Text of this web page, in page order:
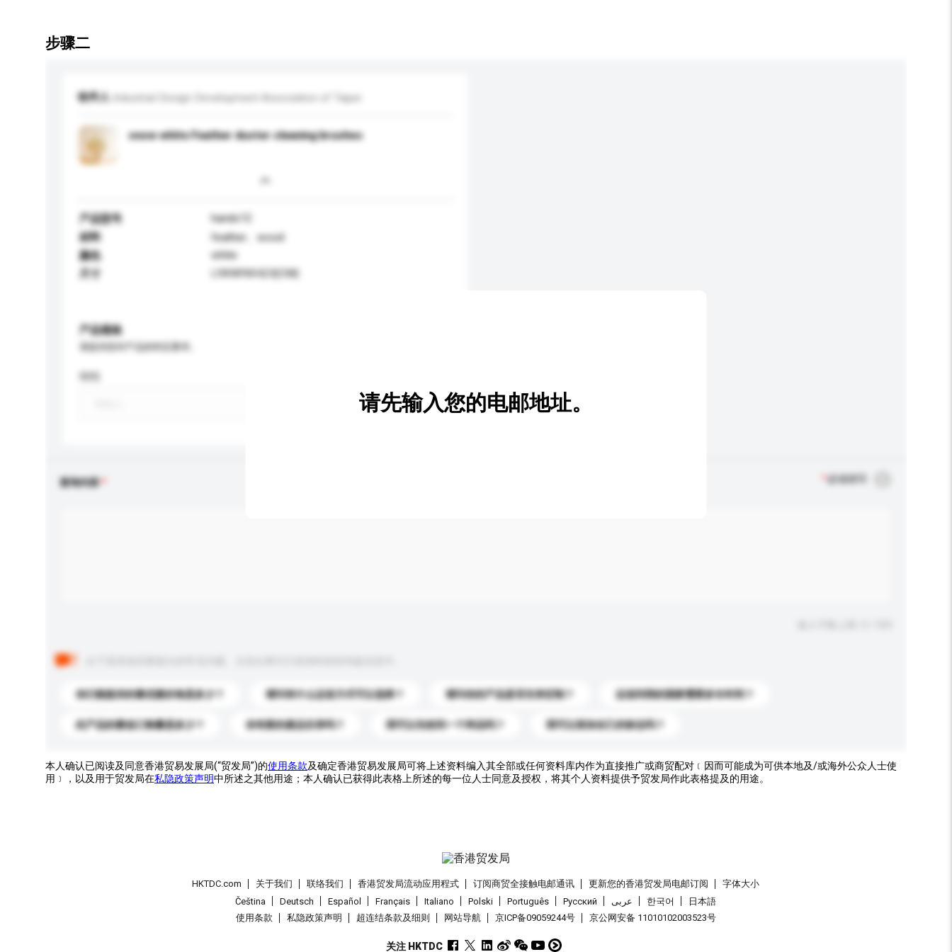
步骤二
收件人 Industrial Design Development Association of Taipei
snow white Feather duster cleaning brushes
产品型号
hands12
材料
feather、wood
颜色
white
L9XW9XH23(CM)
产品规格
新增/删除选项
查询内容 必须填写
你们能提供的最优惠价格是多少？ 请问有什么运送方式可以选择？ 请问你的产品是否支持定制？ 运送到我的国家需要多长时间？
此产品的最低订购量是多少？ 你有新的產品目录吗？ 我可以先收到一个样品吗？ 我可以添加自己的标志吗？
请先输入您的电邮地址。
本人确认已阅读及同意香港贸易发展局(“贸发局”)的使用条款及确定香港贸易发展局可将上述资料编入其全部或任何资料库内作为直接推广或商贸配对﹝因而可能成为可供本地及/或海外公众人士使
用﹞，以及用于贸发局在私隐政策声明中所述之其他用途；本人确认已获得此表格上所述的每一位人士同意及授权，将其个人资料提供予贸发局作此表格提及的用途。
HKTDC.com 关于我们 联络我们 香港贸发局流动应用程式 订阅商贸全接触电邮通讯 更新您的香港贸发局电邮订阅
字体大小
Čeština
Deutsch Español Français Italiano Polski Português Pусский عربى 한국어
日本語
使用条款
私隐政策声明 超连结条款及细则 网站导航 京ICP备09059244号 京公网安备 11010102003523号
关注 HKTDC